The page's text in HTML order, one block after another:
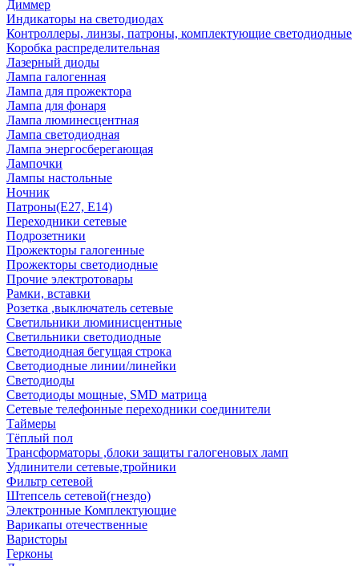
Диммер
Индикаторы на светодиодах
Контроллеры, линзы, патроны, комплектующие светодиодные
Коробка распределительная
Лазерный диоды
Лампа галогенная
Лампа для прожектора
Лампа для фонаря
Лампа люминесцентная
Лампа светодиодная
Лампа энергосберегающая
Лампочки
Лампы настольные
Ночник
Патроны(Е27, Е14)
Переходники сетевые
Подрозетники
Прожекторы галогенные
Прожекторы светодиодные
Прочие электротовары
Рамки, вставки
Розетка ,выключатель сетевые
Светильники люминисцентные
Светильники светодиодные
Светодиодная бегущая строка
Светодиодные линии/линейки
Светодиоды
Светодиоды мощные, SMD матрица
Сетевые телефонные переходники соединители
Таймеры
Тёплый пол
Трансформаторы ,блоки защиты галогеновых ламп
Удлинители сетевые,тройники
Фильтр сетевой
Штепсель сетевой(гнездо)
Электронные Комплектующие
Варикапы отечественные
Варисторы
Герконы